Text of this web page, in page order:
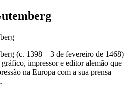
(c. 1398 – 3 de fevereiro de 1468)
impressor e editor alemão que
na Europa com a sua prensa